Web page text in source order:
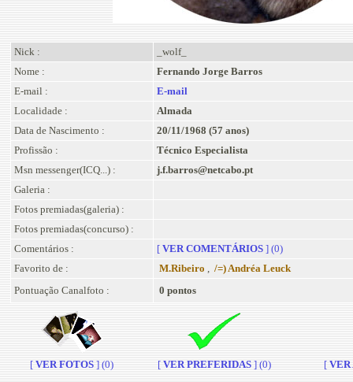
Nick :
_wolf_
Nome :
Fernando Jorge Barros
E-mail :
E-mail
Localidade :
Almada
Data de Nascimento :
20/11/1968 (57 anos)
Profissão :
Técnico Especialista
Msn messenger(ICQ...) :
j.f.barros@netcabo.pt
Galeria :
Fotos premiadas(galeria) :
Fotos premiadas(concurso) :
Comentários :
[ VER COMENTÁRIOS ] (0)
Favorito de :
M.Ribeiro , /=) Andréa Leuck
Pontuação Canalfoto :
0 pontos
[ VER FOTOS ] (0) [VER PREFERIDAS ] (0) [ VER